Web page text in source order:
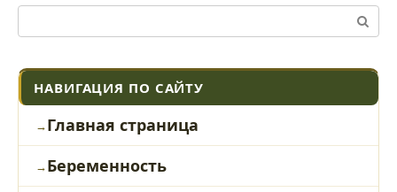
Поиск:
НАВИГАЦИЯ ПО САЙТУ
Главная страница
Беременность